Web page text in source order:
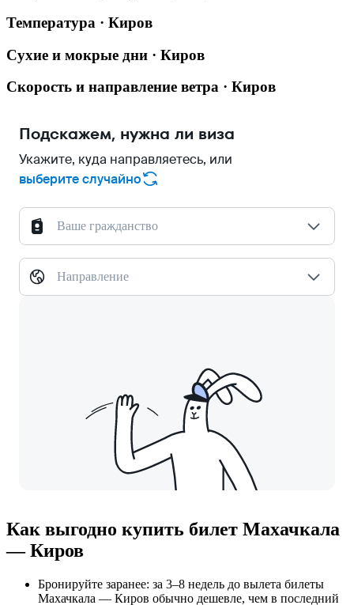
Температура · Киров
Сухие и мокрые дни · Киров
Скорость и направление ветра · Киров
Подскажем, нужна ли виза
Укажите, куда направляетесь, или
выберите случайно
Ваше гражданство
Направление
Как выгодно купить билет Махачкала
— Киров
Бронируйте заранее: за 3–8 недель до вылета билеты
Махачкала — Киров обычно дешевле, чем в последний